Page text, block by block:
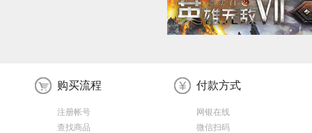
购买流程
注册帐号
查找商品
付款方式
网银在线
微信扫码